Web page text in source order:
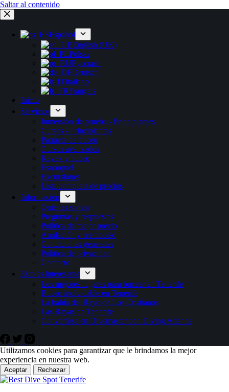
Saltar al contenido
Español
English (UK)
Polski
Русский
Deutsch
Italiano
Français
Inicio
Servicios
Inmersión de prueba - Principiantes
Cursos - Principiantes
Paquete de buceo
Cursos avanzados
Kayak y buceo
Esnórquel
Excursiones
Lista completa de precios
Información
Quiénes somos
Preguntas y respuestas
Política de mejor precio
Anulación y reembolso
Condiciones generales
Política de privacidad
Contacto
Esto es interesante
Los mejores lugares para bucear en Tenerife
Buceo inolvidable en Tenerife
La bahía del Rayo de Los Cristianos
Las Rayas de Tenerife
Convertirse en Divemaster con Diving Atlantis
Utilizamos cookies para garantizar que le brindamos la mejor
experiencia en nuestra web.
Aceptar Rechazar